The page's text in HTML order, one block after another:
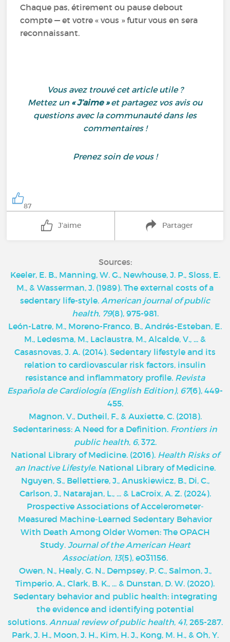
Chaque pas, étirement ou pause debout
compte — et votre « vous » futur vous en sera
reconnaissant.
Vous avez trouvé cet article utile ?
Mettez un « J’aime »et partagez vos avis ou
questions avec la communauté dans les
commentaires !
Prenez soin de vous !
87
J'aime Partager
Sources:
Keeler, E. B., Manning, W. G., Newhouse, J. P., Sloss, E.
M., & Wasserman, J. (1989). The external costs of a
sedentary life-style. American journal of public
health, 79(8), 975-981.
León-Latre, M., Moreno-Franco, B., Andrés-Esteban, E.
M., Ledesma, M., Laclaustra, M., Alcalde, V., ... &
Casasnovas, J. A. (2014). Sedentary lifestyle and its
relation to cardiovascular risk factors, insulin
resistance and inflammatory profile. Revista
Española de Cardiología (English Edition), 67(6), 449-
455.
Magnon, V., Dutheil, F., & Auxiette, C. (2018).
Sedentariness: A Need for a Definition. Frontiers in
public health, 6, 372.
National Library of Medicine. (2016). Health Risks of
an Inactive Lifestyle. National Library of Medicine.
Nguyen, S., Bellettiere, J., Anuskiewicz, B., Di, C.,
Carlson, J., Natarajan, L., ... & LaCroix, A. Z. (2024).
Prospective Associations of Accelerometer‐
Measured Machine‐Learned Sedentary Behavior
With Death Among Older Women: The OPACH
Study. Journal of the American Heart
Association, 13(5), e031156.
Owen, N., Healy, G. N., Dempsey, P. C., Salmon, J.,
Timperio, A., Clark, B. K., ... & Dunstan, D. W. (2020).
Sedentary behavior and public health: integrating
the evidence and identifying potential
solutions. Annual review of public health, 41, 265-287.
Park, J. H., Moon, J. H., Kim, H. J., Kong, M. H., & Oh, Y.